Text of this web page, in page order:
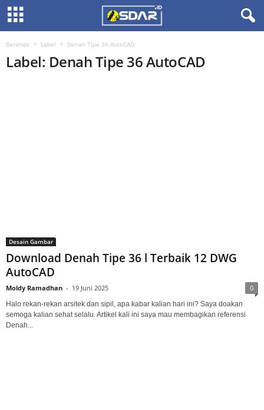
Beranda Label Denah Tipe 36 AutoCAD
Label: Denah Tipe 36 AutoCAD
Desain Gambar
Download Denah Tipe 36 l Terbaik 12 DWG
AutoCAD
Moldy Ramadhan - 19 Juni 2025 0
Halo rekan-rekan arsitek dan sipil, apa kabar kalian hari ini? Saya doakan
semoga kalian sehat selalu. Artikel kali ini saya mau membagikan referensi
Denah...